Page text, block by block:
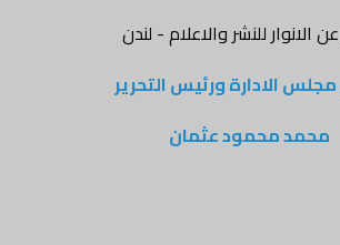
الانوار للنشر والاعلام - لندن
الادارة ورئيس التحرير
محمد محمود عثمان